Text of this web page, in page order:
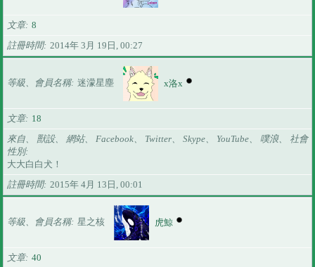
文章 8
註冊時間
2014年 3月 19日, 00:27
等級、會員名稱 迷濛星塵 x洛x
文章
18
來自、 獸設、 網站、 Facebook、 Twitter、 Skype、 YouTube、 噗浪、 社會
性別
大大白白犬！
註冊時間
2015年 4月 13日, 00:01
等級、會員名稱 星之核 虎鯨
文章 40